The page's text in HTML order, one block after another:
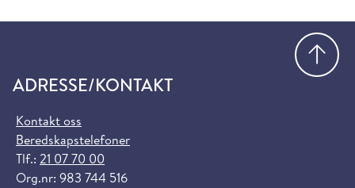
ADRESSE/KONTAKT
Kontakt oss
Beredskapstelefoner
Tlf.: 21 07 70 00
Org.nr: 983 744 516